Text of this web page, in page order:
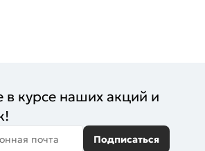
в курсе наших акций и
почта Подписаться